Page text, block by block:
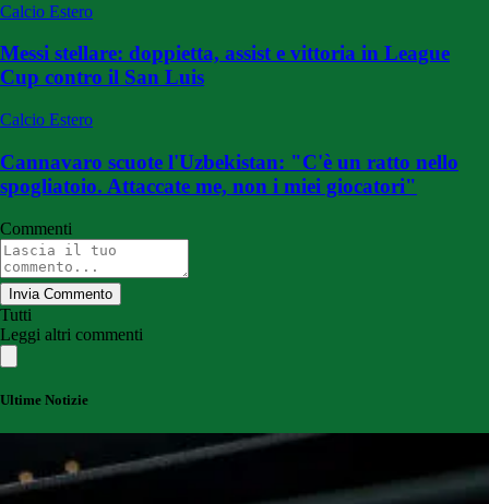
Calcio Estero
Messi stellare: doppietta, assist e vittoria in League
Cup contro il San Luis
Calcio Estero
Cannavaro scuote l'Uzbekistan: "C'è un ratto nello
spogliatoio. Attaccate me, non i miei giocatori"
Commenti
Invia Commento
Tutti
Leggi altri commenti
Ultime Notizie